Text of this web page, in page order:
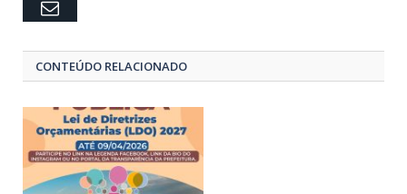
Email
CONTEÚDO RELACIONADO